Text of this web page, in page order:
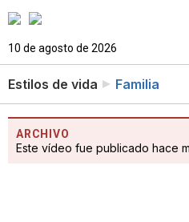
10 de agosto de 2026
Estilos de vida Familia
ARCHIVO
Este vídeo fue publicado hace